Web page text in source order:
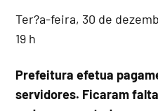
Ter?a-feira, 30 de
19 h
Prefeitura efetua
servidores. Ficaram